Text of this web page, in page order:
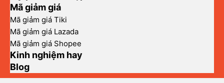
Mã giảm giá
Mã giảm giá Tiki
Mã giảm giá Lazada
Mã giảm giá Shopee
Kinh nghiệm hay
Blog